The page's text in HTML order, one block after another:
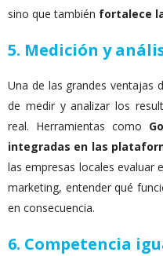
sino que también fortalece
5. Medición y
Una de las grandes ventajas
de medir y analizar los
real. Herramientas como
integradas en las
las empresas locales evaluar
marketing, entender qué
en consecuencia.
6. Competencia